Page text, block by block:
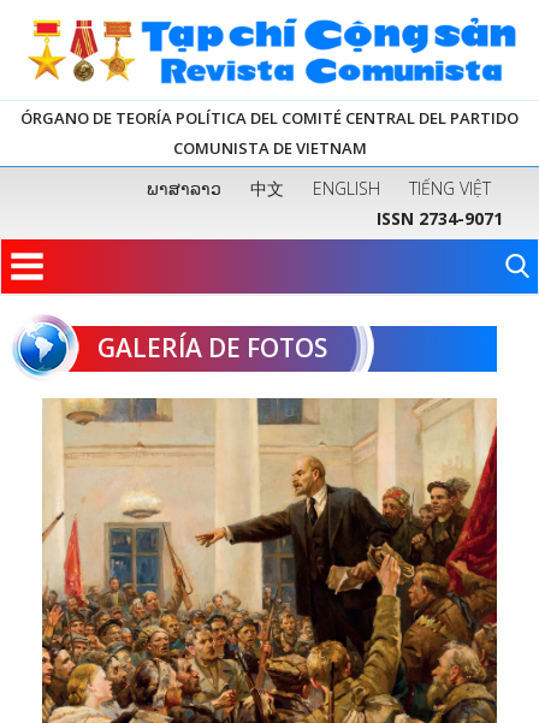
ÓRGANO DE TEORÍA POLÍTICA DEL COMITÉ CENTRAL DEL PARTIDO
COMUNISTA DE VIETNAM
ພາສາລາວ 中文 ENGLISH
TIẾNG VIỆT
ISSN 2734-9071
GALERÍA DE FOTOS